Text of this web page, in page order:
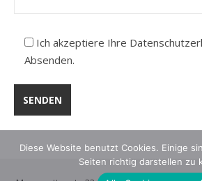
Ich akzeptiere Ihre
Absenden.
Diese Website benutzt Cookies. Einige
Seiten richtig darstellen zu